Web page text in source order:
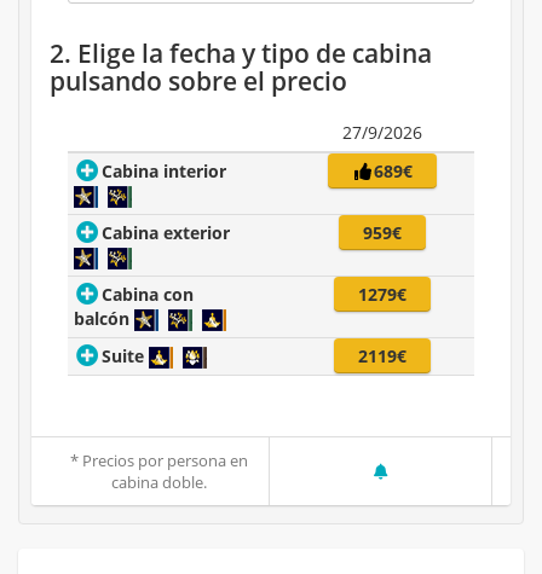
2. Elige la fecha y tipo de cabina
pulsando sobre el precio
27/9/2026
Cabina interior
689€
Cabina exterior 959€
Cabina con
balcón
1279€
Suite 2119€
* Precios por persona en
cabina doble.